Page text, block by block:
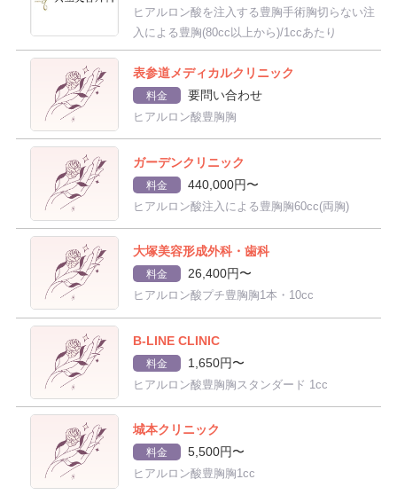
ヒアルロン酸を注入する豊胸手術胸切らない注
入による豊胸(80cc以上から)/1ccあたり
表参道メディカルクリニック
料金 要問い合わせ
ヒアルロン酸豊胸胸
ガーデンクリニック
料金 440,000円〜
ヒアルロン酸注入による豊胸胸60cc(両胸)
大塚美容形成外科・歯科
料金 26,400円〜
ヒアルロン酸プチ豊胸胸1本・10cc
B-LINE CLINIC
料金 1,650円〜
ヒアルロン酸豊胸胸スタンダード 1cc
城本クリニック
料金 5,500円〜
ヒアルロン酸豊胸胸1cc